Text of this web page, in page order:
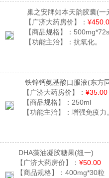
巢之安牌知本天韵胶囊(一
【广济大药房价】：
【商品规格】： 500mg*72s
【功能主治】： 抗氧化。
铁锌钙氨基酸口服液(东方
【广济大药房价】： ¥35.00
【商品规格】： 250ml
【功能主治】： 增强免疫力。
DHA藻油凝胶糖果(纽一)
【广济大药房价】： ¥50.00
【商品规格】： 400mg*30粒